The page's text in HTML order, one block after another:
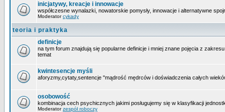
inicjatywy, kreacje i innowacje
współczesne wynalazki, nowatorskie pomysły, innowacje i alternatywne
Moderatorcykady
teoria i praktyka
definicje
na tym forum znajdują się popularne definicje i mniej znane pojęcia z
temat
kwintesencje myśli
aforyzmy,cytaty,sentencje "mądrość mędrców i doświadczenia całych
osobowość
kombinacja cech psychicznych jakimi posługujemy się w klasyfikacji
Moderatorzespół roboczy